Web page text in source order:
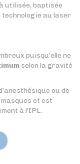
utilisée, baptisée
technologie au laser
puisqu’elle ne
selon la gravité
ou de
et est
à l’IPL.